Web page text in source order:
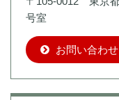
号室
お問い合わ